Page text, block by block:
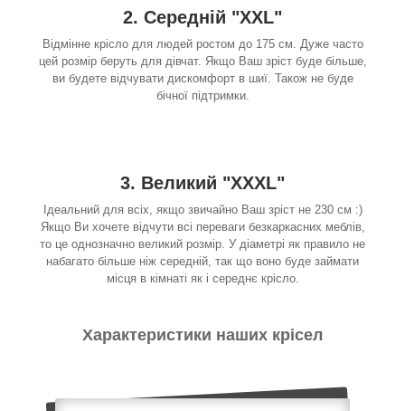
2. Середній "XXL"
Відмінне крісло для людей ростом до 175 см. Дуже часто
цей розмір беруть для дівчат. Якщо Ваш зріст буде більше,
ви будете відчувати дискомфорт в шиї. Також не буде
бічної підтримки.
3. Великий "XXXL"
Ідеальний для всіх, якщо звичайно Ваш зріст не 230 см :)
Якщо Ви хочете відчути всі переваги безкаркасних меблів,
то це однозначно великий розмір. У діаметрі як правило не
набагато більше ніж середній, так що воно буде займати
місця в кімнаті як і середнє крісло.
Характеристики наших крісел